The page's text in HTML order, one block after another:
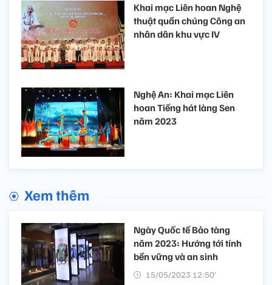
Khai mạc Liên hoan Nghệ
thuật quần chúng Công an
nhân dân khu vực IV
Nghệ An: Khai mạc Liên
hoan Tiếng hát làng Sen
năm 2023
Xem thêm
Ngày Quốc tế Bảo tàng
năm 2023: Hướng tới tính
bền vững và an sinh
15/05/2023 12:50’